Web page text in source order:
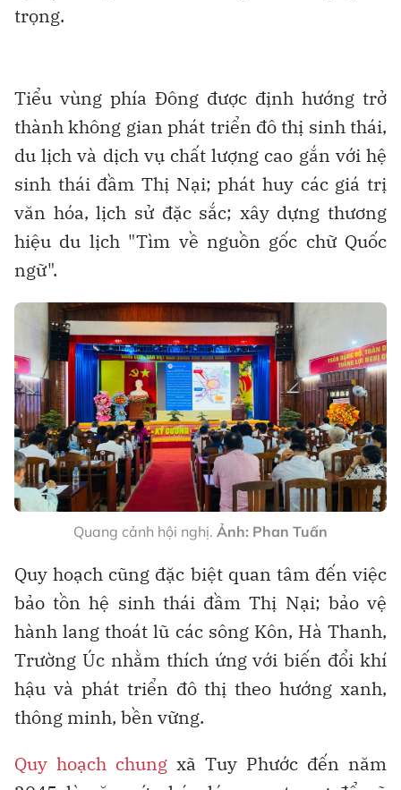
trọng.
Tiểu vùng phía Đông được định hướng trở
thành không gian phát triển đô thị sinh thái,
du lịch và dịch vụ chất lượng cao gắn với hệ
sinh thái đầm Thị Nại; phát huy các giá trị
văn hóa, lịch sử đặc sắc; xây dựng thương
hiệu du lịch "Tìm về nguồn gốc chữ Quốc
ngữ".
Quang cảnh hội nghị. Ảnh: Phan Tuấn
Quy hoạch cũng đặc biệt quan tâm đến việc
bảo tồn hệ sinh thái đầm Thị Nại; bảo vệ
hành lang thoát lũ các sông Kôn, Hà Thanh,
Trường Úc nhằm thích ứng với biến đổi khí
hậu và phát triển đô thị theo hướng xanh,
thông minh, bền vững.
Quy hoạch chung xã Tuy Phước đến năm